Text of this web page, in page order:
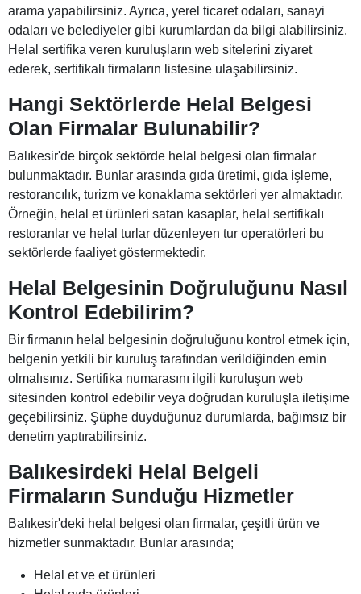
arama yapabilirsiniz. Ayrıca, yerel ticaret odaları, sanayi
odaları ve belediyeler gibi kurumlardan da bilgi alabilirsiniz.
Helal sertifika veren kuruluşların web sitelerini ziyaret
ederek, sertifikalı firmaların listesine ulaşabilirsiniz.
Hangi Sektörlerde Helal Belgesi
Olan Firmalar Bulunabilir?
Balıkesir'de birçok sektörde helal belgesi olan firmalar
bulunmaktadır. Bunlar arasında gıda üretimi, gıda işleme,
restorancılık, turizm ve konaklama sektörleri yer almaktadır.
Örneğin, helal et ürünleri satan kasaplar, helal sertifikalı
restoranlar ve helal turlar düzenleyen tur operatörleri bu
sektörlerde faaliyet göstermektedir.
Helal Belgesinin Doğruluğunu Nasıl
Kontrol Edebilirim?
Bir firmanın helal belgesinin doğruluğunu kontrol etmek için,
belgenin yetkili bir kuruluş tarafından verildiğinden emin
olmalısınız. Sertifika numarasını ilgili kuruluşun web
sitesinden kontrol edebilir veya doğrudan kuruluşla iletişime
geçebilirsiniz. Şüphe duyduğunuz durumlarda, bağımsız bir
denetim yaptırabilirsiniz.
Balıkesirdeki Helal Belgeli
Firmaların Sunduğu Hizmetler
Balıkesir'deki helal belgesi olan firmalar, çeşitli ürün ve
hizmetler sunmaktadır. Bunlar arasında;
Helal et ve et ürünleri